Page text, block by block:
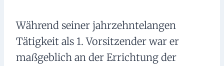
Während seiner jahrzehntelangen
Tätigkeit als 1. Vorsitzender war er
maßgeblich an der Errichtung der